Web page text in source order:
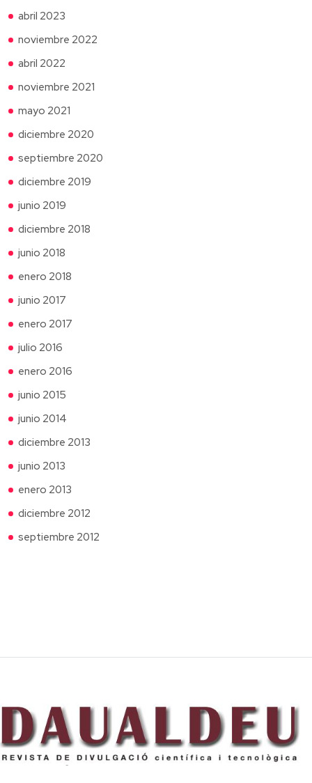
abril 2023
noviembre 2022
abril 2022
noviembre 2021
mayo 2021
diciembre 2020
septiembre 2020
diciembre 2019
junio 2019
diciembre 2018
junio 2018
enero 2018
junio 2017
enero 2017
julio 2016
enero 2016
junio 2015
junio 2014
diciembre 2013
junio 2013
enero 2013
diciembre 2012
septiembre 2012